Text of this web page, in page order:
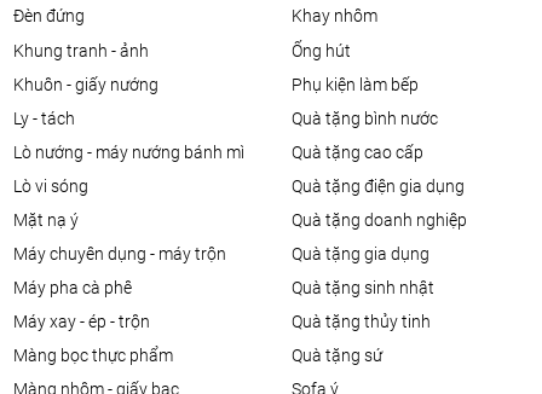
đèn đứng
khay nhôm
khung tranh - ảnh
khuôn - giấy nướng
ly - tách
lò nướng - máy nướng bánh mì
lò vi sóng
mặt nạ ý
máy chuyên dụng - máy trộn
máy pha cà phê
máy xay - ép - trộn
màng bọc thực phẩm
màng nhôm - giấy bạc
ống hút
phụ kiện làm bếp
quà tặng bình nước
quà tặng cao cấp
quà tặng điện gia dụng
quà tặng doanh nghiệp
quà tặng gia dụng
quà tặng sinh nhật
quà tặng thủy tinh
quà tặng sứ
sofa ý